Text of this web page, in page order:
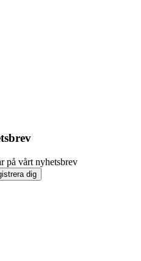
på vårt nyhetsbrev
dig